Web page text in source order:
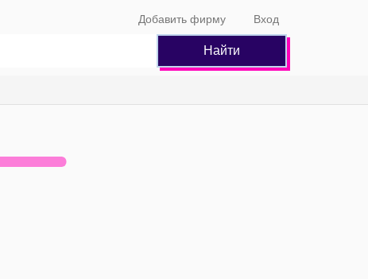
Добавить фирму Вход
Найти